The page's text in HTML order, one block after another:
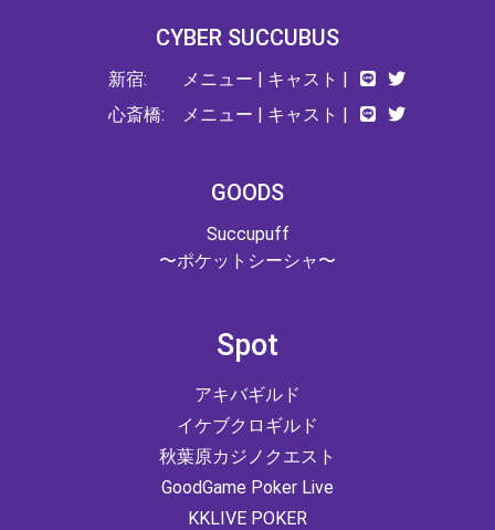
CYBER SUCCUBUS
新宿:
心斎橋:
メニュー | キャスト |
メニュー | キャスト |
GOODS
Succupuff
〜ポケットシーシャ〜
Spot
アキバギルド
イケブクロギルド
秋葉原カジノクエスト
GoodGame Poker Live
KKLIVE POKER